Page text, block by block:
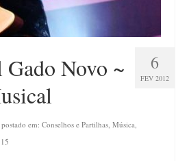
6
FEV 2012
Novo ~
postado em: Conselhos e Partilhas, Música,
15